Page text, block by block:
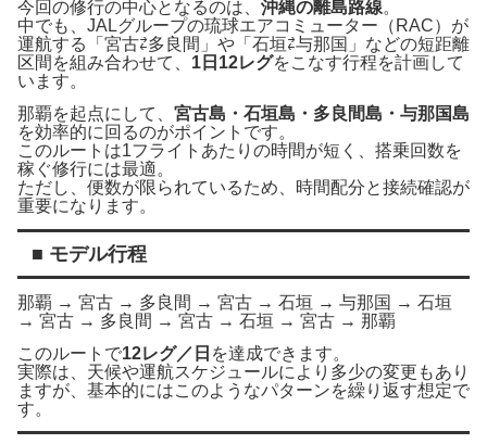
今回の修行の中心となるのは、 沖縄の離島路線。
中でも、JALグループの琉球エアコミューター（RAC）が
運航する「宮古⇄多良間」や「石垣⇄与那国」などの短距離
区間を組み合わせて、 1日12レグをこなす行程を計画して
います。
那覇を起点にして、 宮古島・石垣島・多良間島・与那国島
を効率的に回るのがポイントです。
このルートは1フライトあたりの時間が短く、搭乗回数を
稼ぐ修行には最適。
ただし、便数が限られているため、時間配分と接続確認が
重要になります。
■ モデル行程
那覇 → 宮古 → 多良間 → 宮古 → 石垣 → 与那国 → 石垣
→ 宮古 → 多良間 → 宮古 → 石垣 → 宮古 → 那覇
このルートで12レグ／日 を達成できます。
実際は、天候や運航スケジュールにより多少の変更もあり
ますが、基本的にはこのようなパターンを繰り返す想定で
す。